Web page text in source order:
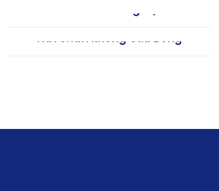
Hút chân không Nệm
Hút chân không Gấu Bông